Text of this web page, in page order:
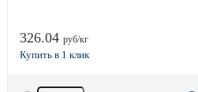
326.04 руб/кг